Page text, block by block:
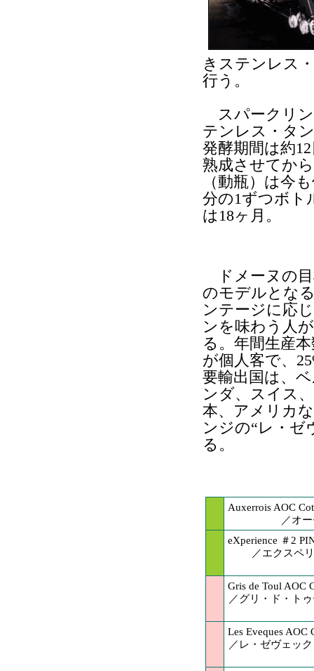
きステンレス
行う。
スパークリン
テンレス・タ
発酵期間は約
熟成させてか
（動瓶）は今
分の1ずつボト
は18ヶ月。
ドメーヌの目
のモデルとな
ンテージに応
ンを味わう人
る。年間生産
が個人客で、
要輸出国は、
ンダ、スイス
本、アメリカ
ンジの“レ・ゼ
る。
Auxerrois AOC
／オ
eXperience ＃2
／エクスペ
Gris de Toul AOC
／グリ・ド・ト
Les Eveques AOC
／レ・ゼヴェッ